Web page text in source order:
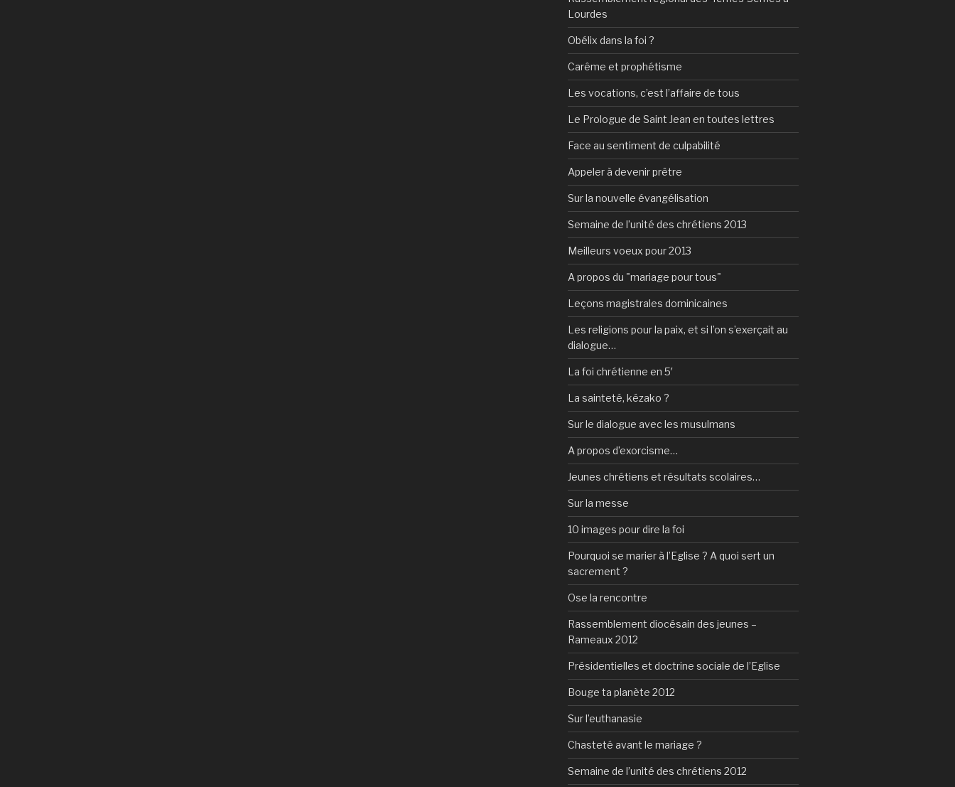
Lourdes
Obélix dans la foi ?
Carême et prophétisme
Les vocations, c’est l’affaire de tous
Le Prologue de Saint Jean en toutes lettres
Face au sentiment de culpabilité
Appeler à devenir prêtre
Sur la nouvelle évangélisation
Semaine de l’unité des chrétiens 2013
Meilleurs voeux pour 2013
A propos du "mariage pour tous"
Leçons magistrales dominicaines
Les religions pour la paix, et si l’on s’exerçait au
dialogue…
La foi chrétienne en 5′
La sainteté, kézako ?
Sur le dialogue avec les musulmans
A propos d’exorcisme…
Jeunes chrétiens et résultats scolaires…
Sur la messe
10 images pour dire la foi
Pourquoi se marier à l’Eglise ? A quoi sert un
sacrement ?
Ose la rencontre
Rassemblement diocésain des jeunes –
Rameaux 2012
Présidentielles et doctrine sociale de l’Eglise
Bouge ta planète 2012
Sur l’euthanasie
Chasteté avant le mariage ?
Semaine de l’unité des chrétiens 2012